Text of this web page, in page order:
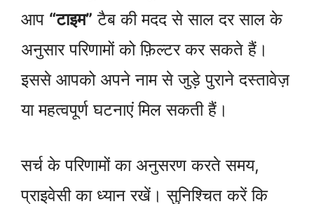
आप “टाइम” टैब की मदद से साल दर साल के
अनुसार परिणामों को फ़िल्टर कर सकते हैं।
इससे आपको अपने नाम से जुड़े पुराने दस्तावेज़
या महत्वपूर्ण घटनाएं मिल सकती हैं।
सर्च के परिणामों का अनुसरण करते समय,
प्राइवेसी का ध्यान रखें। सुनिश्चित करें कि